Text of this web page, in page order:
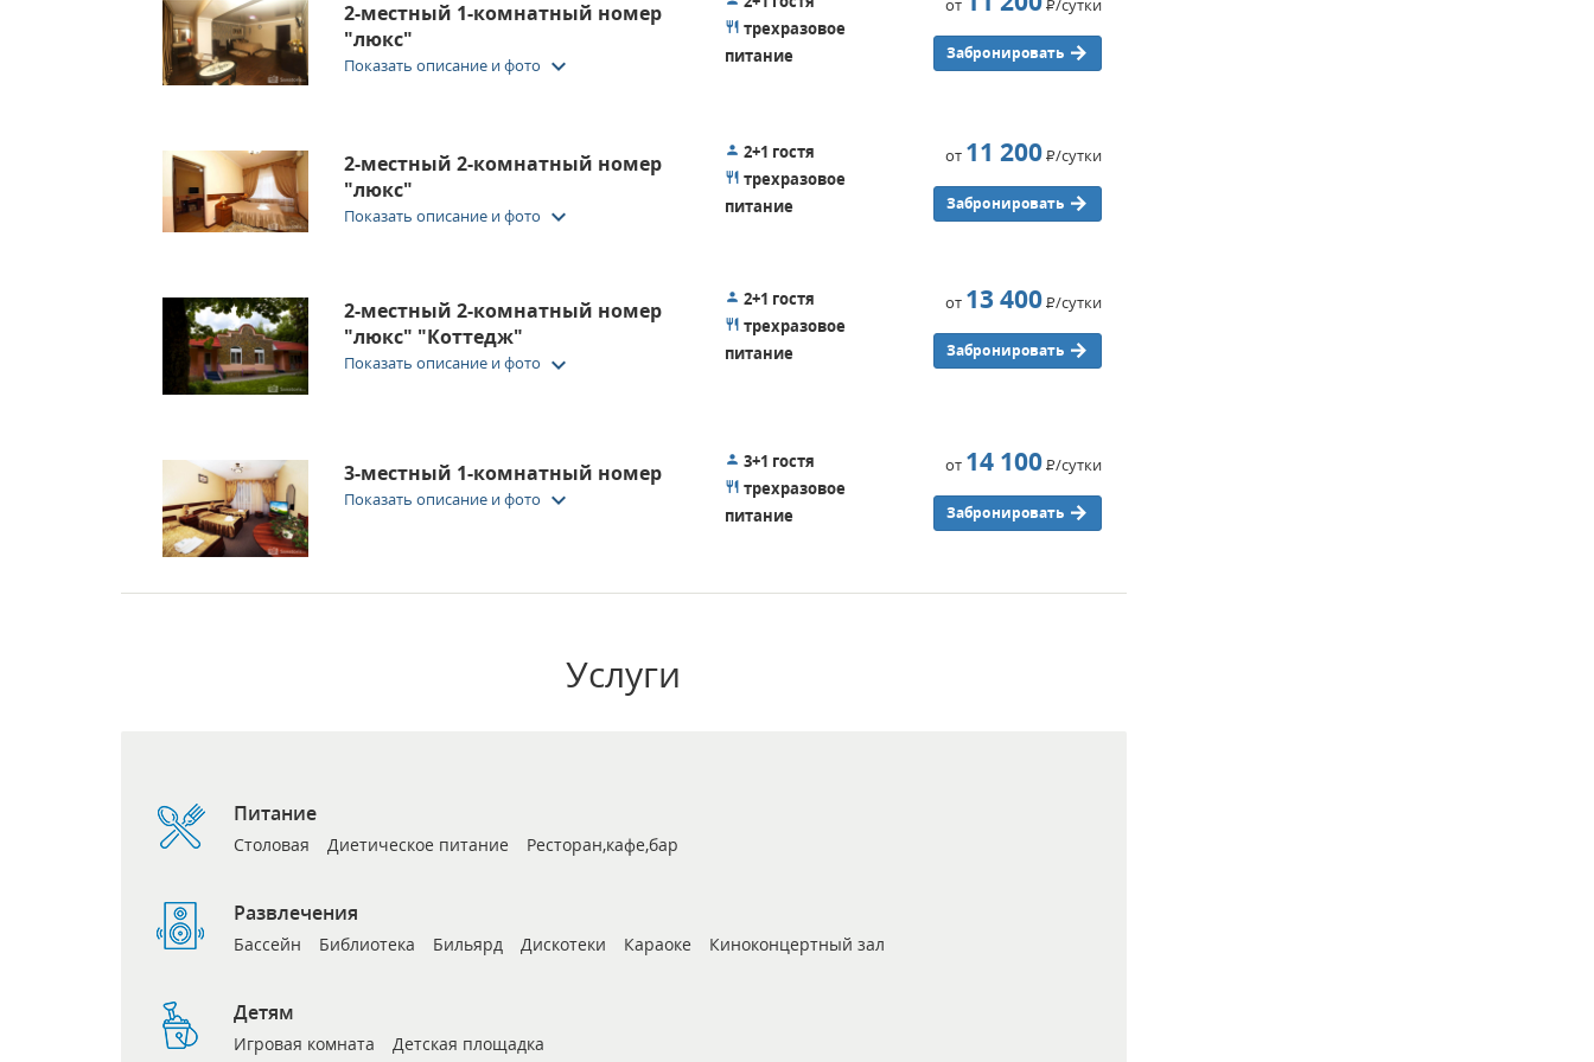
2-местный 1-комнатный номер
"люкс"
Показать описание и фото keyboard_arrow_down
трехразовое
питание
от Р/сутки
Забронировать
2-местный 2-комнатный номер
"люкс"
Показать описание и фото keyboard_arrow_down
2+1 гостя
трехразовое
питание
от 11 200Р/сутки
Забронировать
2-местный 2-комнатный номер
"люкс" "Коттедж"
Показать описание и фото keyboard_arrow_down
2+1 гостя
трехразовое
питание
от 13 400Р/сутки
Забронировать
3-местный 1-комнатный номер
Показать описание и фото keyboard_arrow_down
3+1 гостя
трехразовое
питание
от 14 100Р/сутки
Забронировать
Услуги
Питание
Столовая Диетическое питание Ресторан,кафе,бар
Развлечения
Бассейн Библиотека Бильярд Дискотеки Караоке Киноконцертный зал
Детям
Игровая комната Детская площадка